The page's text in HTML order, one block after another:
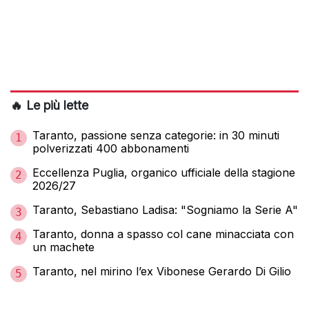
🔥 Le più lette
1
Taranto, passione senza categorie: in 30 minuti
polverizzati 400 abbonamenti
2
Eccellenza Puglia, organico ufficiale della stagione
2026/27
3 Taranto, Sebastiano Ladisa: "Sogniamo la Serie A"
4
Taranto, donna a spasso col cane minacciata con
un machete
5 Taranto, nel mirino l’ex Vibonese Gerardo Di Gilio